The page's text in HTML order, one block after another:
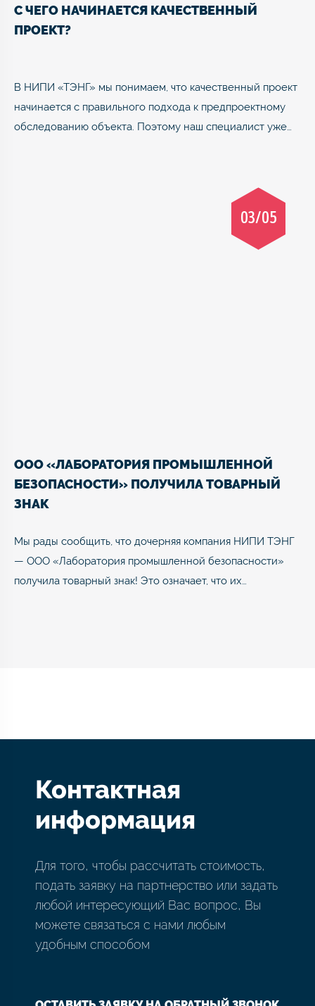
С ЧЕГО НАЧИНАЕТСЯ КАЧЕСТВЕННЫЙ
ПРОЕКТ?
В НИПИ «ТЭНГ» мы понимаем, что качественный проект
начинается с правильного подхода к предпроектному
обследованию объекта. Поэтому наш специалист уже…
03/05
ООО «ЛАБОРАТОРИЯ ПРОМЫШЛЕННОЙ
БЕЗОПАСНОСТИ» ПОЛУЧИЛА ТОВАРНЫЙ
ЗНАК
Мы рады сообщить, что дочерняя компания НИПИ ТЭНГ
— ООО «Лаборатория промышленной безопасности»
получила товарный знак! Это означает, что их…
Контактная
информация
Для того, чтобы рассчитать стоимость,
подать заявку на партнерство или задать
любой интересующий Вас вопрос, Вы
можете связаться с нами любым
удобным способом